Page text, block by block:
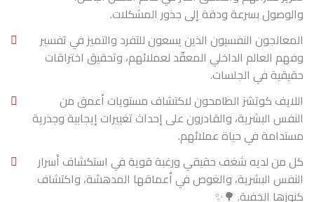
والوصول بسرعة ودقة إلى جذور المشكلات.
المعالجون النفسيون الذين يسعون للتفرد والتميز في تفسير
وفهم العالم الداخلي المعقّد لعملائهم، وتحقيق اختراقات
حقيقية في الجلسات.
اللايف كوتشز الطامحون لاكتشاف مستويات أعمق من
النفس البشرية، والقادرون على إحداث تغييرات إيجابية وجذرية
مستدامة في حياة عملائهم.
كل من لديه شغف حقيقي ورغبة قوية في استكشاف أسرار
النفس البشرية، والغوص في أعماقها المدهشة، واكتشاف
كنوزها الخفية. 🌳✨